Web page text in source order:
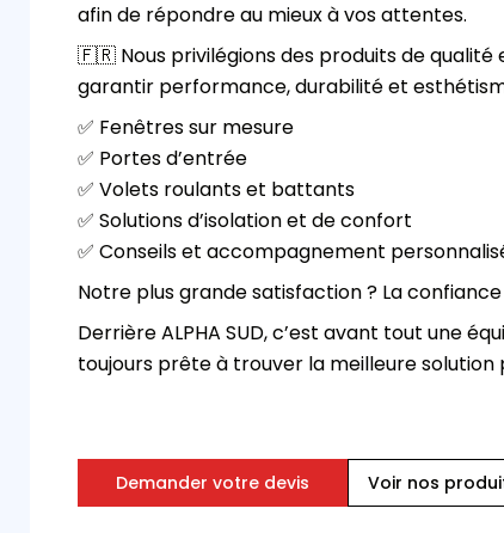
afin de répondre au mieux à vos attentes.
🇫🇷 Nous privilégions des produits de
garantir performance, durabilité et
✅ Fenêtres sur mesure
✅ Portes d’entrée
✅ Volets roulants et battants
✅ Solutions d’isolation et de confort
✅ Conseils et accompagnement
Notre plus grande satisfaction ? La
Derrière ALPHA SUD, c’est avant tout une
toujours prête à trouver la meilleure
Demander votre devis Voir nos